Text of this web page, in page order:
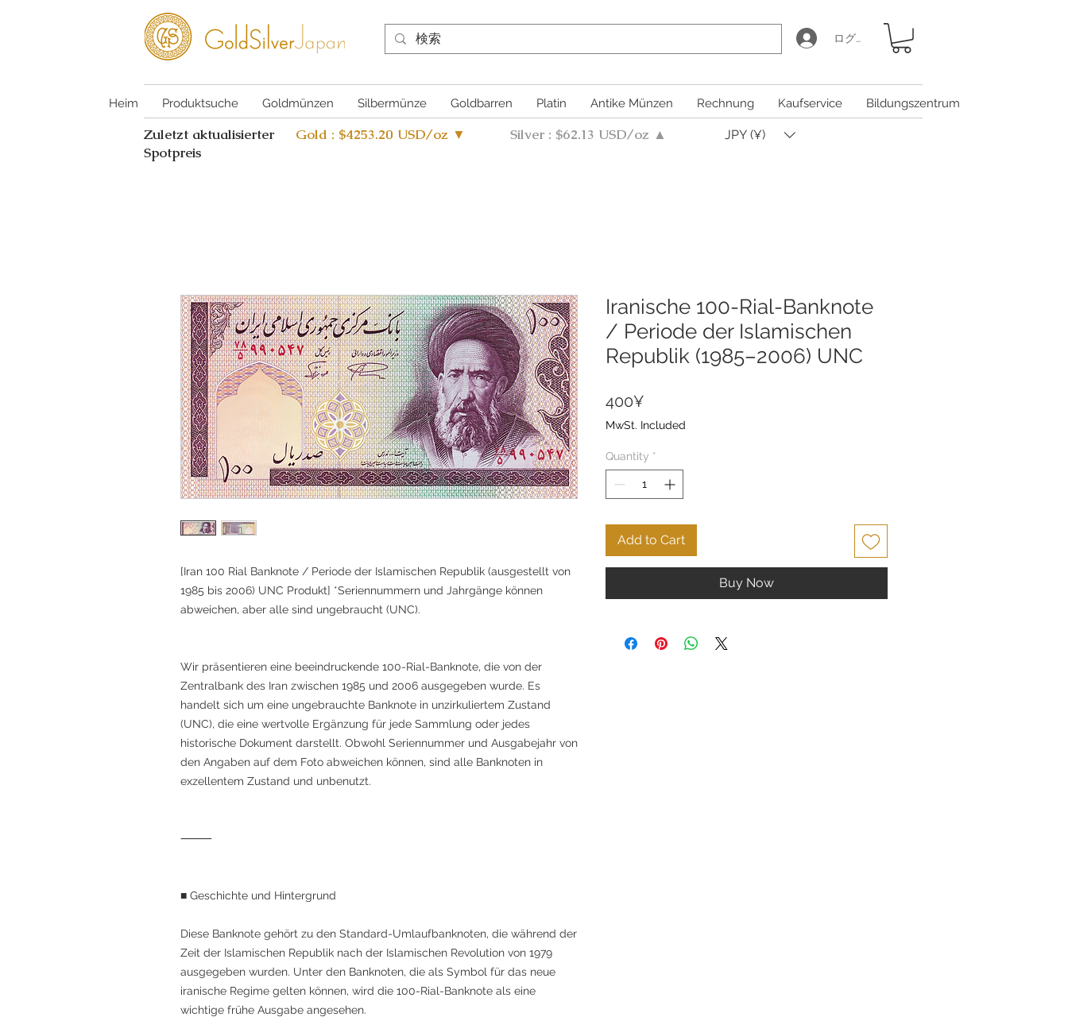
ログイン
Heim Produktsuche Goldmünzen Silbermünze Goldbarren Platin Antike Münzen Rechnung Kaufservice Bildungszentrum
Zuletzt aktualisierter
Spotpreis
Gold : $4253.20 USD/oz ▼ Silver : $62.13 USD/oz ▲ JPY (¥)
[Iran 100 Rial Banknote / Periode der Islamischen Republik (ausgestellt von
1985 bis 2006) UNC Produkt] *Seriennummern und Jahrgänge können
abweichen, aber alle sind ungebraucht (UNC).
Wir präsentieren eine beeindruckende 100-Rial-Banknote, die von der
Zentralbank des Iran zwischen 1985 und 2006 ausgegeben wurde. Es
handelt sich um eine ungebrauchte Banknote in unzirkuliertem Zustand
(UNC), die eine wertvolle Ergänzung für jede Sammlung oder jedes
historische Dokument darstellt. Obwohl Seriennummer und Ausgabejahr von
den Angaben auf dem Foto abweichen können, sind alle Banknoten in
exzellentem Zustand und unbenutzt.
⸻
■ Geschichte und Hintergrund
Diese Banknote gehört zu den Standard-Umlaufbanknoten, die während der
Zeit der Islamischen Republik nach der Islamischen Revolution von 1979
ausgegeben wurden. Unter den Banknoten, die als Symbol für das neue
iranische Regime gelten können, wird die 100-Rial-Banknote als eine
wichtige frühe Ausgabe angesehen.
Iranische 100-Rial-Banknote
/ Periode der Islamischen
Republik (1985–2006) UNC
400¥
MwSt. Included
Quantity *
Add to Cart
Buy Now